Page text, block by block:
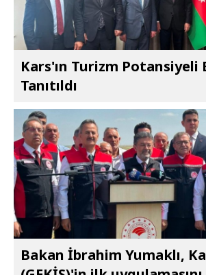
Kars'ın Turizm Potansiyeli
Tanıtıldı
Bakan İbrahim Yumaklı,